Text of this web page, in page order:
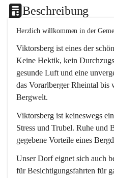
Beschreibung
Herzlich willkommen in der
Viktorsberg ist eines der
Keine Hektik, kein
gesunde Luft und eine
das Vorarlberger Rheintal bis
Bergwelt.
Viktorsberg ist keineswegs
Stress und Trubel. Ruhe und
gegebene Vorteile eines
Unser Dorf eignet sich auch
für Besichtigungsfahrten für